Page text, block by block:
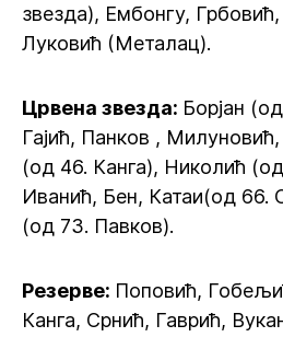
звезда), Ембонгу,
Луковић (Металац).
Црвена звезда: Борјан
Гајић, Панков ,
(од 46. Канга), Николић
Иванић, Бен, Катаи(од 66.
(од 73. Павков).
Резерве: Поповић,
Канга, Срнић, Гаврић,